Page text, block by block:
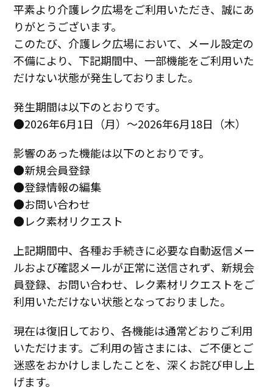
平素より介護レク広場をご利用いただき、誠にあ
りがとうございます。
このたび、介護レク広場において、メール設定の
不備により、下記期間中、一部機能をご利用いた
だけない状態が発生しておりました。
発生期間は以下のとおりです。
●2026年6月1日（月）〜2026年6月18日（木）
影響のあった機能は以下のとおりです。
●新規会員登録
●登録情報の編集
●お問い合わせ
●レク素材リクエスト
上記期間中、各種お手続きに必要な自動返信メー
ルおよび確認メールが正常に送信されず、新規会
員登録、お問い合わせ、レク素材リクエストをご
利用いただけない状態となっておりました。
現在は復旧しており、各機能は通常どおりご利用
いただけます。ご利用の皆さまには、ご不便とご
迷惑をおかけしましたことを、深くお詫び申し上
げます。